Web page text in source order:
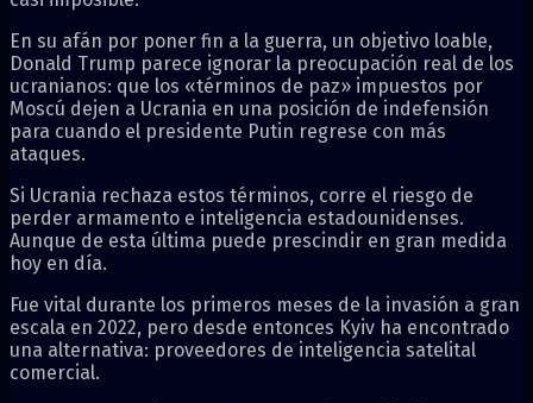
En su afán por poner fin a la guerra, un objetivo loable,
Donald Trump parece ignorar la preocupación real de los
ucranianos: que los «términos de paz» impuestos por
Moscú dejen a Ucrania en una posición de indefensión
para cuando el presidente Putin regrese con más
ataques.
Si Ucrania rechaza estos términos, corre el riesgo de
perder armamento e inteligencia estadounidenses.
Aunque de esta última puede prescindir en gran medida
hoy en día.
Fue vital durante los primeros meses de la invasión a gran
escala en 2022, pero desde entonces Kyiv ha encontrado
una alternativa: proveedores de inteligencia satelital
comercial.